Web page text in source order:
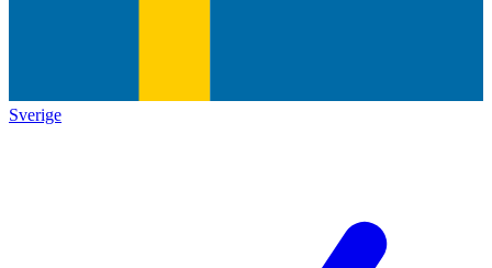
Sverige